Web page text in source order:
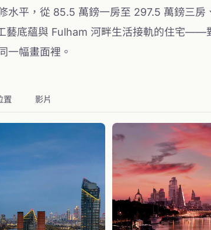
水平，從 85.5 萬鎊一房至 297.5 萬鎊三
藝底蘊與 Fulham 河畔生活接軌的住宅——
一幅畫面裡。
置 影片